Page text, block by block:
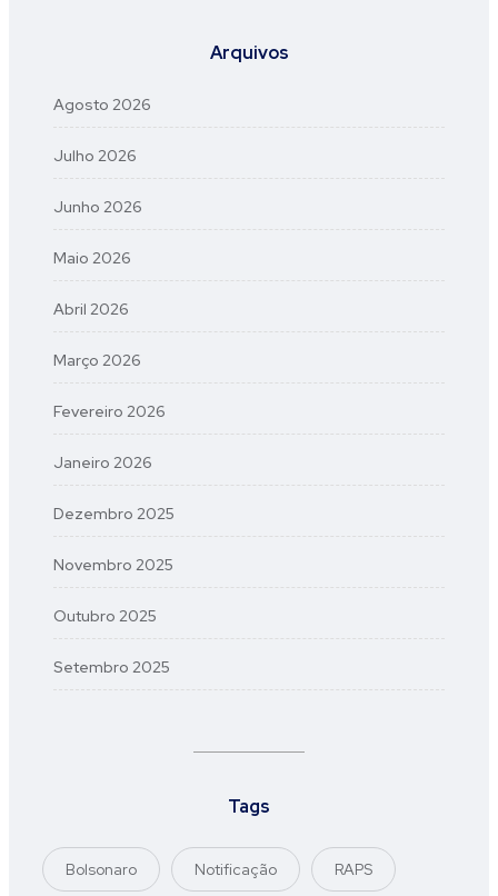
Arquivos
Agosto 2026
Julho 2026
Junho 2026
Maio 2026
Abril 2026
Março 2026
Fevereiro 2026
Janeiro 2026
Dezembro 2025
Novembro 2025
Outubro 2025
Setembro 2025
Tags
Bolsonaro Notificação RAPS